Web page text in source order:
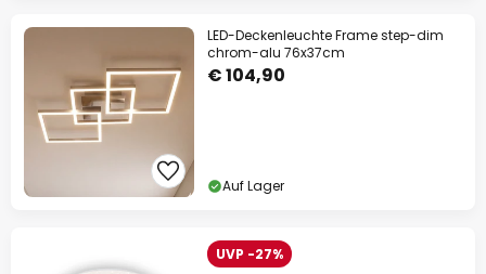
LED-Deckenleuchte Frame step-dim
chrom-alu 76x37cm
€ 104,90
Auf Lager
UVP -27%